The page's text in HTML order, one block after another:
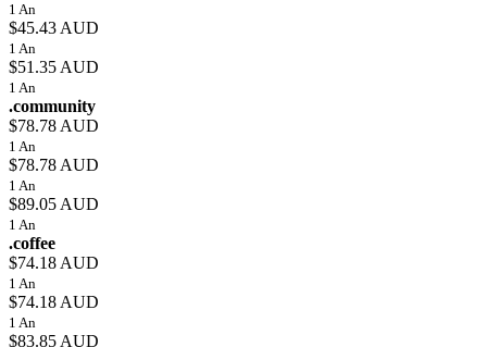
1 An
$45.43 AUD
1 An
$51.35 AUD
1 An
.community
$78.78 AUD
1 An
$78.78 AUD
1 An
$89.05 AUD
1 An
.coffee
$74.18 AUD
1 An
$74.18 AUD
1 An
$83.85 AUD